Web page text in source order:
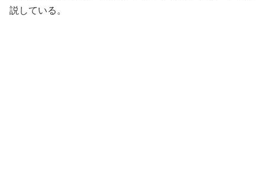
説している。